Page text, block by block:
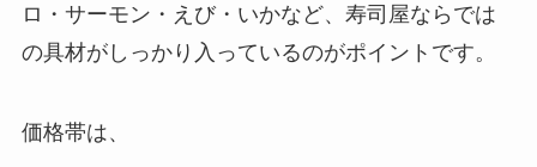
ロ・サーモン・えび・いかなど、寿司屋ならでは
の具材がしっかり入っているのがポイントです。
価格帯は、